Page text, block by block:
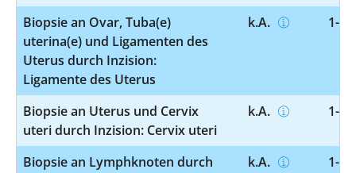
Biopsie an Ovar, Tuba(e)
uterina(e) und Ligamenten des
Uterus durch Inzision:
Ligamente des Uterus
k.A. 1-
Biopsie an Uterus und Cervix
uteri durch Inzision: Cervix uteri
k.A. 1-
Biopsie an Lymphknoten durch
k.A. 1-